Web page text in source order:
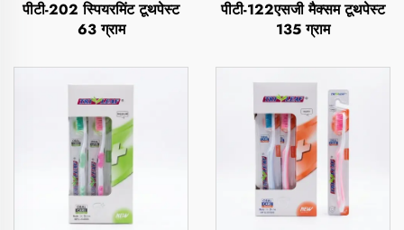
पीटी-202 स्पियरमिंट टूथपेस्ट
63 ग्राम
पीटी-122एसजी मैक्सम टूथपेस्ट
135 ग्राम